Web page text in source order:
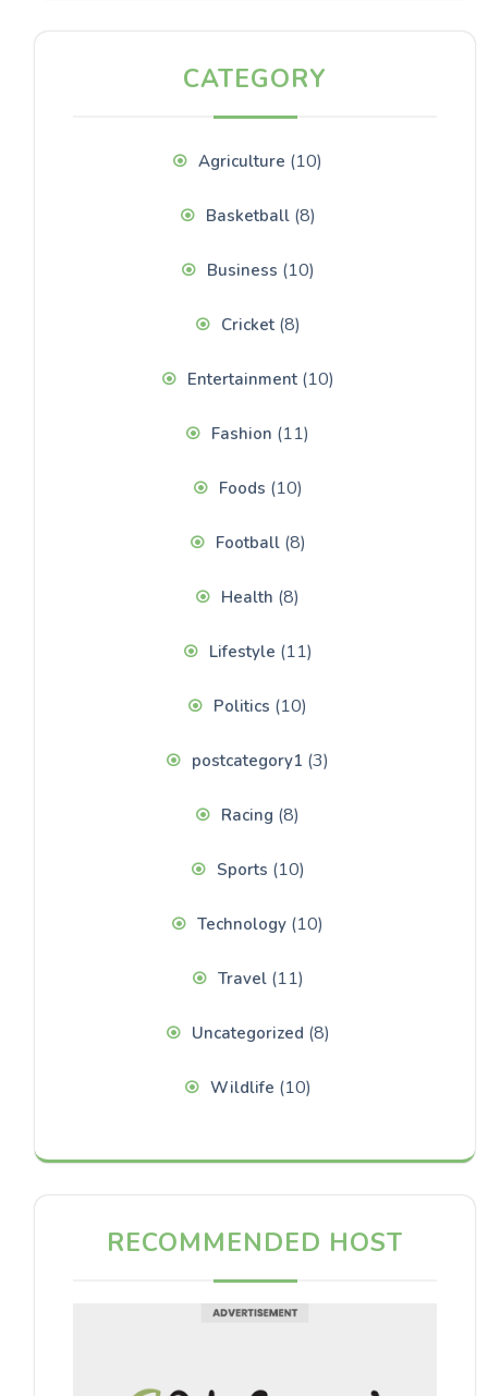
CATEGORY
Agriculture (10)
Basketball(8)
Business (10)
Cricket(8)
Entertainment(10)
Fashion (11)
Foods (10)
Football(8)
Health (8)
Lifestyle (11)
Politics (10)
postcategory1 (3)
Racing (8)
Sports (10)
Technology (10)
Travel(11)
Uncategorized (8)
Wildlife (10)
RECOMMENDED HOST